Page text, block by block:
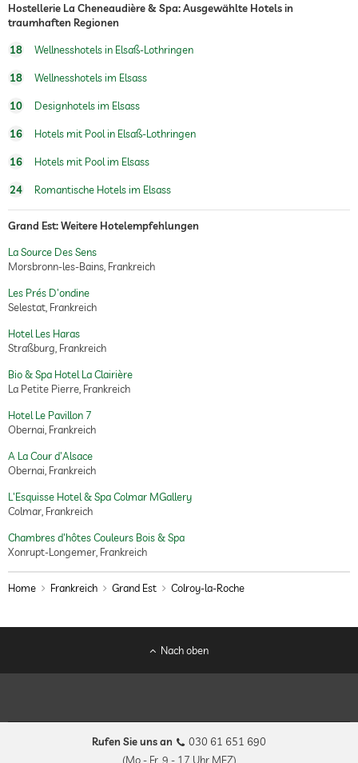
Hostellerie La Cheneaudière & Spa: Ausgewählte Hotels in
traumhaften Regionen
18 Wellnesshotels in Elsaß-Lothringen
18 Wellnesshotels im Elsass
10 Designhotels im Elsass
16 Hotels mit Pool in Elsaß-Lothringen
16 Hotels mit Pool im Elsass
24 Romantische Hotels im Elsass
Grand Est: Weitere Hotelempfehlungen
La Source Des Sens
Morsbronn-les-Bains, Frankreich
Les Prés D'ondine
Selestat, Frankreich
Hotel Les Haras
Straßburg, Frankreich
Bio & Spa Hotel La Clairière
La Petite Pierre, Frankreich
Hotel Le Pavillon 7
Obernai, Frankreich
A La Cour d'Alsace
Obernai, Frankreich
L'Esquisse Hotel & Spa Colmar MGallery
Colmar, Frankreich
Chambres d'hôtes Couleurs Bois & Spa
Xonrupt-Longemer, Frankreich
Home Frankreich Grand Est Colroy-la-Roche
Nach oben
Rufen Sie uns an
030 61 651 690
(Mo - Fr, 9 - 17 Uhr MEZ)